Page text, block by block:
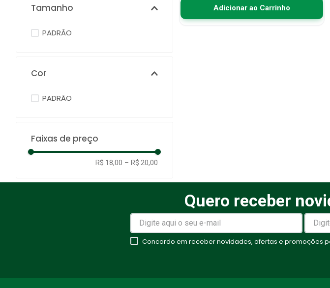
Tamanho
PADRÃO
Cor
PADRÃO
Faixas de preço
R$ 18,00 – R$ 20,00
Adicionar ao Carrinho
Quero receber
Concordo em receber novidades, ofertas e promoções